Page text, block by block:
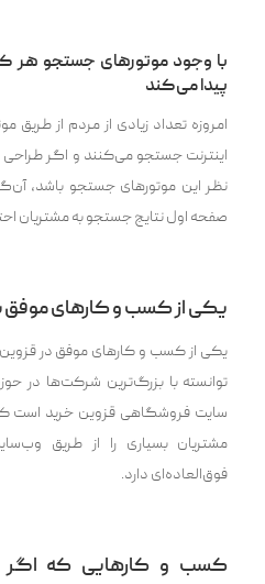
با وجود موتور‌های جستجو هر
پیدا می‌کند
امروزه تعداد زیادی از مردم از
اینترنت جستجو می‌کنند و اگر طراحی
نظر این موتورهای جستجو باشد،
صفحه اول نتایج جستجو به مشتریان
یکی از کسب و کار‌های
یکی از کسب و کار‌های موفق در
توانسته با بزرگ‌ترین شرکت‌ها در
سایت فروشگاهی قزوین خرید است
مشتریان بسیاری را از طریق
فوق‌العاده‌ای دارد.
کسب و کارهایی که اگر